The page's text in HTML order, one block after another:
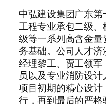
中弘建设集团广东
工程专业承包二级
级等一系列高含金
务基础。公司人才
经理黎工、贾工领
员以及专业消防设
项目初期的精心设
行，再到最后的严格